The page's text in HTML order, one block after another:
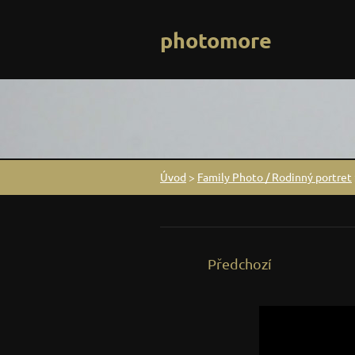
photomore
Úvod > Family Photo / Rodinný portret
Předchozí